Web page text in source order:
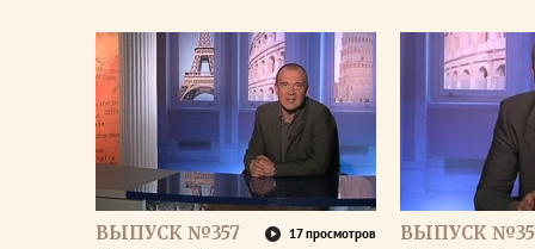
ВЫПУСК №357 17 просмотров ВЫПУСК